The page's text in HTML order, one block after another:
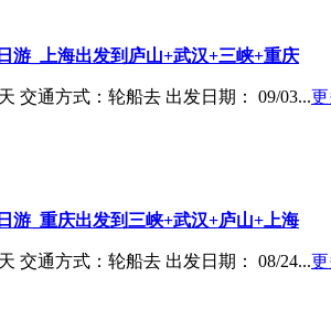
游_上海出发到庐山+武汉+三峡+重庆
交通方式：轮船去 出发日期： 09/03...
游_重庆出发到三峡+武汉+庐山+上海
交通方式：轮船去 出发日期： 08/24...